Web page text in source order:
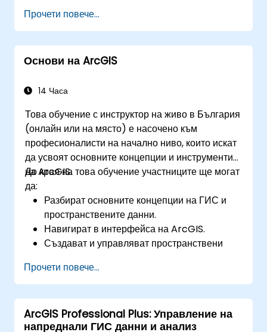
неизправности и разрешаване на често
срещани проблеми.
Развият опит в наблюдението и
поддръжката на среди с ArcGIS Enterprise.
възстановяване и оптимизиране на
Прочети повече...
Основи на ArcGIS
14 Часа
Това обучение с инструктор на живо в България
(онлайн или на място) е насочено към
професионалисти на начално ниво, които искат
да усвоят основните концепции и инструменти
на ArcGIS.
До края на това обучение участниците ще могат
да:
Разбират основните концепции на ГИС и
пространствените данни.
Навигират в интерфейса на ArcGIS.
Създават и управляват пространствени
Извършват базов пространствен анализ.
Създават карти и визуализации.
Прочети повече...
ArcGIS Professional Plus: Управление на
напреднали ГИС данни и анализ